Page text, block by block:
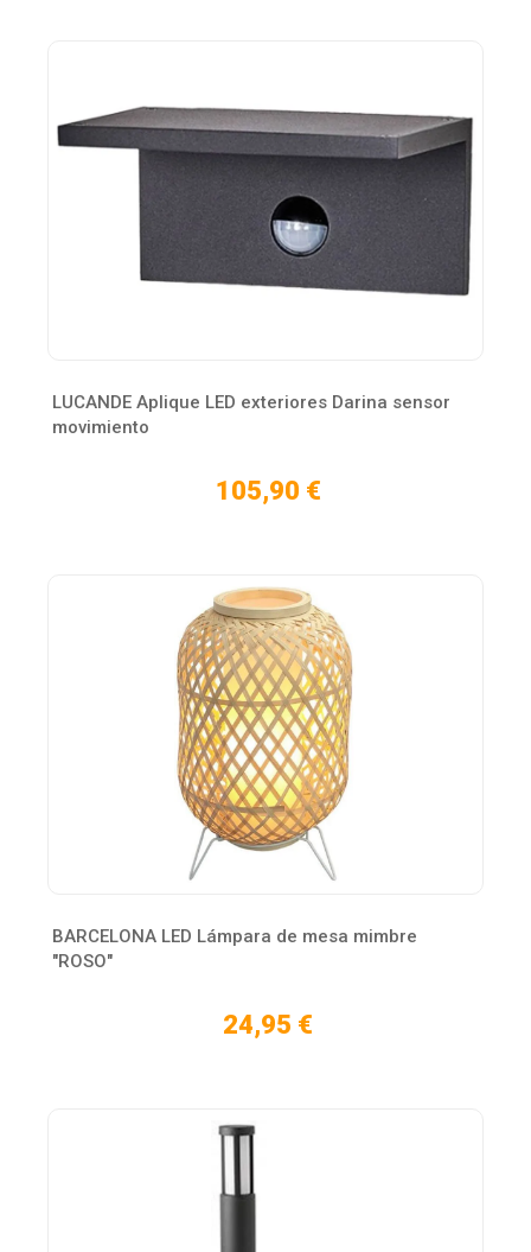
LUCANDE Aplique LED exteriores Darina sensor
movimiento
105,90 €
BARCELONA LED Lámpara de mesa mimbre
"ROSO"
24,95 €